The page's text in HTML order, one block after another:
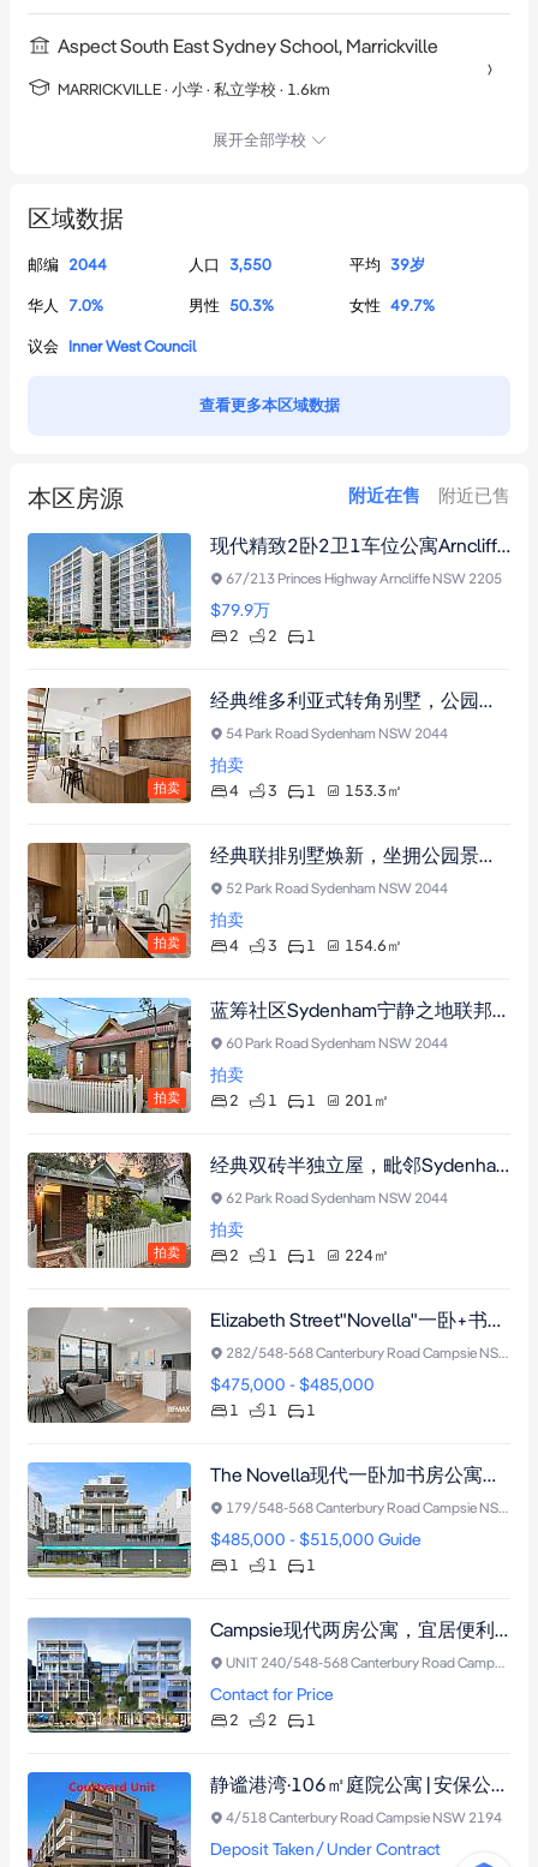
Aspect South East Sydney School, Marrickville
MARRICKVILLE · 小学 · 私立学校 · 1.6km
展开全部学校
区域数据
邮编 2044 人口 3,550 平均 39岁
华人 7.0% 男性 50.3% 女性 49.7%
议会 Inner West Council
查看更多本区域数据
本区房源 附近在售 附近已售
现代精致2卧2卫1车位公寓Arncliffe双向朝向指导价85萬0416467166
67/213 Princes Highway Arncliffe NSW 2205
$79.9万
2 2 1
拍卖
经典维多利亚式转角别墅，公园景观，挑高天花板，云石厨房，中央空调，太阳能电池板，带顶户外娱乐区，宁静后院，三间卫浴套间，嵌入式衣柜，临近火车站。
54 Park Road Sydenham NSW 2044
拍卖
4 3 1 153.3 ㎡
拍卖
经典联排别墅焕新，坐拥公园景观与现代雅居
52 Park Road Sydenham NSW 2044
拍卖
4 3 1 154.6 ㎡
拍卖
蓝筹社区Sydenham宁静之地联邦双拼别墅，双面临街地块，挑高天花板与经典木地板，中央空调，近火车站、购物中心与名校，可翻新扩建（需市政厅批准）
60 Park Road Sydenham NSW 2044
拍卖
2 1 1 201 ㎡
拍卖
经典双砖半独立屋，毗邻Sydenham Green公园，DA批准可扩建，潜力无限
62 Park Road Sydenham NSW 2044
拍卖
2 1 1 224 ㎡
Elizabeth Street"Novella"一卧+书房公寓，现代设计配备嵌入式衣柜、卫浴套间及智能停车，步行可达Belmore Station与Clemton Park Centre。
282/548-568 Canterbury Road Campsie NSW 2194
$475,000 - $485,000
1 1 1
The Novella现代一卧加书房公寓，步行至车站及商圈，投资优选周租约650澳元。
179/548-568 Canterbury Road Campsie NSW 2194
$485,000 - $515,000 Guide
1 1 1
Campsie现代两房公寓，宜居便利，季度物业费946澳元
UNIT 240/548-568 Canterbury Road Campsie NSW 2194
Contact for Price
2 2 1
静谧港湾·106㎡庭院公寓 | 安保公寓楼后方角落私密单位，绿意环抱，近Clemton Park Village
4/518 Canterbury Road Campsie NSW 2194
Deposit Taken / Under Contract